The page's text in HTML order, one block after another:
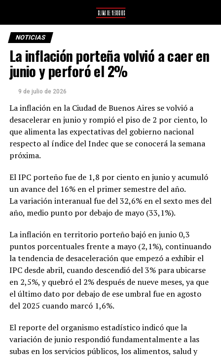
NOTICIAS
La inflación porteña volvió a caer en
junio y perforó el 2%
9 de julio de 2026
La inflación en la Ciudad de Buenos Aires se volvió a
desacelerar en junio y rompió el piso de 2 por ciento, lo
que alimenta las expectativas del gobierno nacional
respecto al índice del Indec que se conocerá la semana
próxima.
El IPC porteño fue de 1,8 por ciento en junio y acumuló
un avance del 16% en el primer semestre del año.
La variación interanual fue del 32,6% en el sexto mes del
año, medio punto por debajo de mayo (33,1%).
La inflación en territorio porteño bajó en junio 0,3
puntos porcentuales frente a mayo (2,1%), continuando
la tendencia de desaceleración que empezó a exhibir el
IPC desde abril, cuando descendió del 3% para ubicarse
en 2,5%, y quebró el 2% después de nueve meses, ya que
el último dato por debajo de ese umbral fue en agosto
del 2025 cuando marcó 1,6%.
El reporte del organismo estadístico indicó que la
variación de junio respondió fundamentalmente a las
subas en los servicios públicos, los alimentos, salud y